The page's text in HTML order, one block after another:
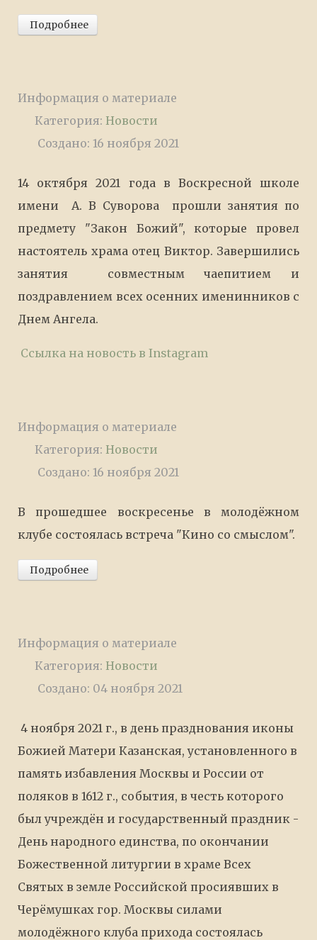
Подробнее
Информация о материале
Категория: Новости
Создано: 16 ноября 2021
14 октября 2021 года в Воскресной школе
имени А. В Суворова прошли занятия по
предмету "Закон Божий", которые провел
настоятель храма отец Виктор. Завершились
занятия совместным чаепитием и
поздравлением всех осенних именинников с
Днем Ангела.
Ссылка на новость в Instagram
Информация о материале
Категория: Новости
Создано: 16 ноября 2021
В прошедшее воскресенье в молодёжном
клубе состоялась встреча "Кино со смыслом".
Подробнее
Информация о материале
Категория: Новости
Создано: 04 ноября 2021
4 ноября 2021 г., в день празднования иконы
Божией Матери Казанская, установленного в
память избавления Москвы и России от
поляков в 1612 г., события, в честь которого
был учреждён и государственный праздник -
День народного единства, по окончании
Божественной литургии в храме Всех
Святых в земле Российской просиявших в
Черёмушках гор. Москвы силами
молодёжного клуба прихода состоялась